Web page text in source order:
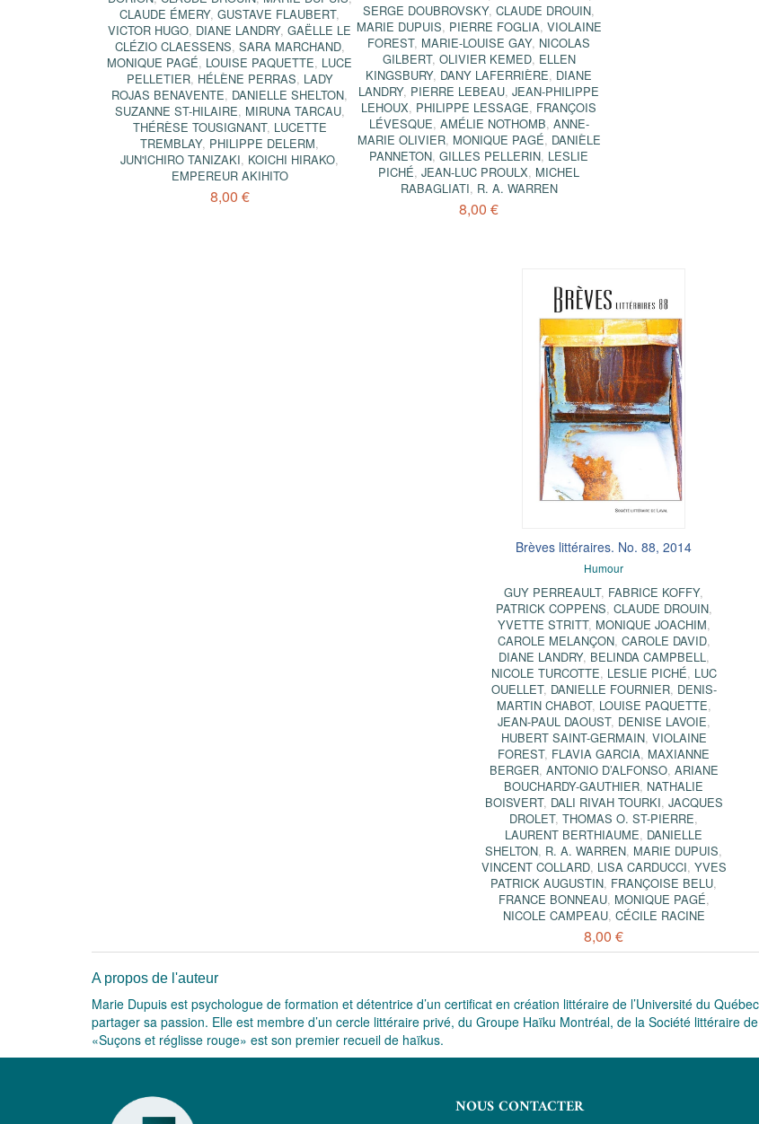
CLAUDE ÉMERY,GUSTAVE FLAUBERT,
VICTOR HUGO, DIANE LANDRY,GAËLLE LE
CLÉZIO CLAESSENS, SARA MARCHAND,
MONIQUE PAGÉ, LOUISE PAQUETTE, LUCE
PELLETIER, HÉLÈNE PERRAS, LADY
ROJAS BENAVENTE, DANIELLE SHELTON,
SUZANNE ST-HILAIRE, MIRUNA TARCAU,
THÉRÈSE TOUSIGNANT, LUCETTE
TREMBLAY, PHILIPPE DELERM,
JUN'ICHIRO TANIZAKI, KOICHI HIRAKO,
EMPEREUR AKIHITO
8,00 €
SERGE DOUBROVSKY,CLAUDE DROUIN,
MARIE DUPUIS, PIERRE FOGLIA, VIOLAINE
FOREST, MARIE-LOUISE GAY, NICOLAS
GILBERT, OLIVIER KEMED, ELLEN
KINGSBURY, DANY LAFERRIÈRE, DIANE
LANDRY, PIERRE LEBEAU,JEAN-PHILIPPE
LEHOUX, PHILIPPE LESSAGE, FRANÇOIS
LÉVESQUE, AMÉLIE NOTHOMB, ANNE-
MARIE OLIVIER, MONIQUE PAGÉ, DANIÈLE
PANNETON,GILLES PELLERIN, LESLIE
PICHÉ,JEAN-LUC PROULX, MICHEL
RABAGLIATI, R. A. WARREN
8,00 €
Brèves littéraires. No. 88, 2014
Humour
GUY PERREAULT, FABRICE KOFFY,
PATRICK COPPENS, CLAUDE DROUIN,
YVETTE STRITT, MONIQUE JOACHIM,
CAROLE MELANÇON, CAROLE DAVID,
DIANE LANDRY, BELINDA CAMPBELL ,
NICOLE TURCOTTE, LESLIE PICHÉ, LUC
OUELLET, DANIELLE FOURNIER, DENIS-
MARTIN CHABOT, LOUISE PAQUETTE,
JEAN-PAUL DAOUST, DENISE LAVOIE,
HUBERT SAINT-GERMAIN, VIOLAINE
FOREST, FLAVIA GARCIA, MAXIANNE
BERGER, ANTONIO D’ALFONSO, ARIANE
BOUCHARDY-GAUTHIER, NATHALIE
BOISVERT, DALI RIVAH TOURKI, JACQUES
DROLET, THOMAS O. ST-PIERRE,
LAURENT BERTHIAUME, DANIELLE
SHELTON, R. A. WARREN, MARIE DUPUIS,
VINCENT COLLARD, LISA CARDUCCI, YVES
PATRICK AUGUSTIN, FRANÇOISE BELU,
FRANCE BONNEAU, MONIQUE PAGÉ,
NICOLE CAMPEAU, CÉCILE RACINE
8,00 €
A propos de l'auteur
Marie Dupuis est psychologue de formation et détentrice d’un certificat en création littéraire de l’Université du
partager sa passion. Elle est membre d’un cercle littéraire privé, du Groupe Haïku Montréal, de la Société littéraire
«Suçons et réglisse rouge» est son premier recueil de haïkus.
NOUS CONTACTER